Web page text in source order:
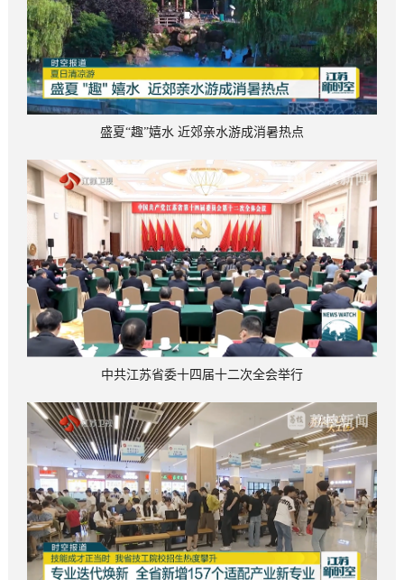
盛夏“趣”嬉水 近郊亲水游成消暑热点
中共江苏省委十四届十二次全会举行